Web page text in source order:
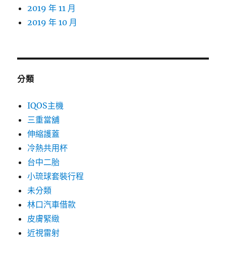
2019 年 11 月
2019 年 10 月
分類
IQOS主機
三重當舖
伸縮護蓋
冷熱共用杯
台中二胎
小琉球套裝行程
未分類
林口汽車借款
皮膚緊緻
近視雷射